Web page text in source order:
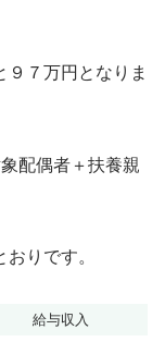
９７万円となりま
配偶者＋扶養親
りです。
給与収入